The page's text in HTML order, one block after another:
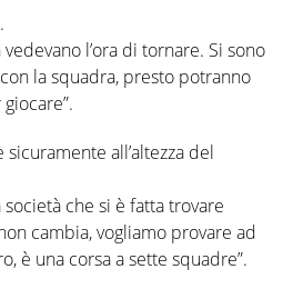
.
l’ora di tornare. Si sono
la squadra, presto potranno
all’altezza del
che si è fatta trovare
cambia, vogliamo provare ad
è una corsa a sette squadre”.